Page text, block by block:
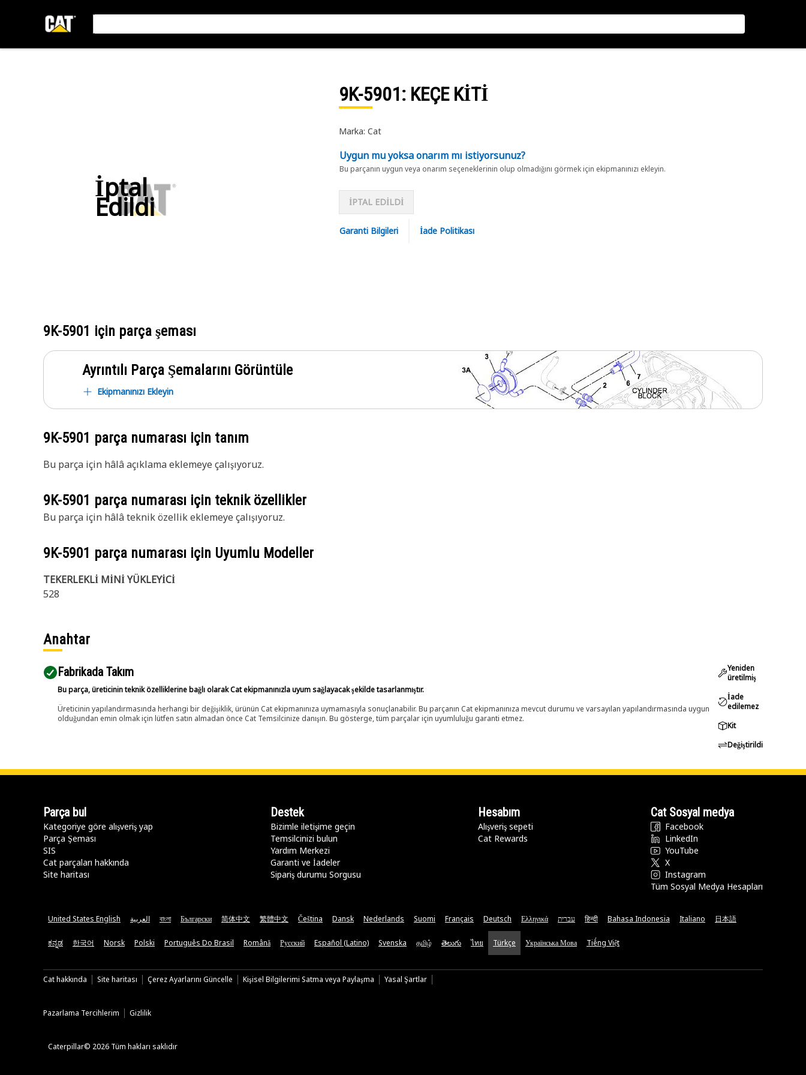
İptal
Edildi
9K-5901: KEÇE KİTİ
Marka: Cat
Uygun mu yoksa onarım mı istiyorsunuz?
Bu parçanın uygun veya onarım seçeneklerinin olup olmadığını görmek için ekipmanınızı ekleyin.
İPTAL EDİLDİ
Garanti Bilgileri İade Politikası
9K-5901 için parça şeması
Ayrıntılı Parça Şemalarını Görüntüle
Ekipmanınızı Ekleyin
9K-5901 parça numarası için tanım
Bu parça için hâlâ açıklama eklemeye çalışıyoruz.
9K-5901 parça numarası için teknik özellikler
Bu parça için hâlâ teknik özellik eklemeye çalışıyoruz.
9K-5901 parça numarası için Uyumlu Modeller
TEKERLEKLİ MİNİ YÜKLEYİCİ
528
Anahtar
Fabrikada Takım
Bu parça, üreticinin teknik özelliklerine bağlı olarak Cat ekipmanınızla uyum sağlayacak şekilde tasarlanmıştır.
Üreticinin yapılandırmasında herhangi bir değişiklik, ürünün Cat ekipmanınıza uymamasıyla sonuçlanabilir. Bu parçanın Cat ekipmanınıza mevcut durumu ve varsayılan yapılandırmasında uygun
olduğundan emin olmak için lütfen satın almadan önce Cat Temsilcinize danışın. Bu gösterge, tüm parçalar için uyumluluğu garanti etmez.
Yeniden
üretilmiş
İade
edilemez
Kit
Değiştirildi
Parça bul
Kategoriye göre alışveriş yap
Parça Şeması
SIS
Cat parçaları hakkında
Site haritası
Destek
Bizimle iletişime geçin
Temsilcinizi bulun
Yardım Merkezi
Garanti ve İadeler
Sipariş durumu Sorgusu
Hesabım
Alışveriş sepeti
Cat Rewards
Cat Sosyal medya
Facebook
LinkedIn
YouTube
X
Instagram
Tüm Sosyal Medya Hesapları
United States English العربية বাংলা Български 简体中文 繁體中文 Čeština Dansk Nederlands Suomi Français Deutsch Ελληνικά עברית हिन्दी Bahasa Indonesia Italiano 日本語
ಕನ್ನಡ 한국어 Norsk Polski Português Do Brasil Română Русский Español (Latino) Svenska தமிழ் తెలుగు ไทย Türkçe Українська Мова Tiếng Việt
Cat hakkında Site haritası Çerez Ayarlarını Güncelle Kişisel Bilgilerimi Satma veya Paylaşma Yasal Şartlar
Pazarlama Tercihlerim Gizlilik
Caterpillar© 2026 Tüm hakları saklıdır